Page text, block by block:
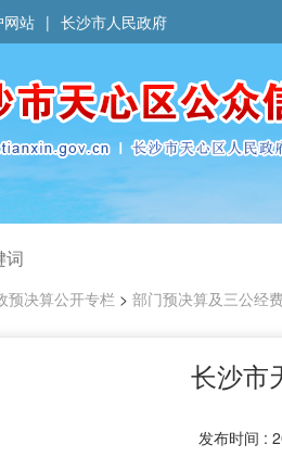
网站 | 长沙市人民政府
预决算公开专栏 > 部门预决算及三公经
长沙市
发布时间 :